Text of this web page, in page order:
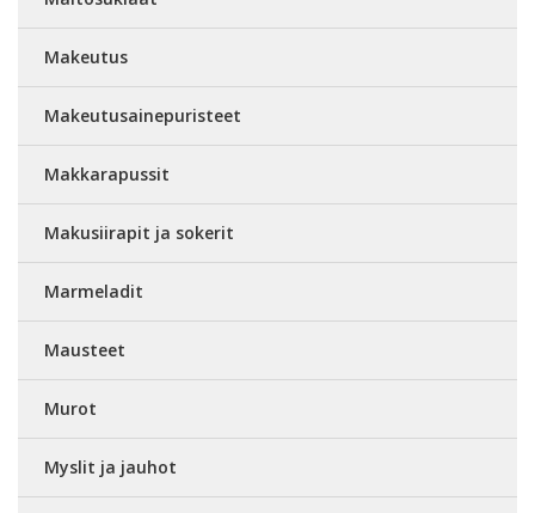
Makeutus
Makeutusainepuristeet
Makkarapussit
Makusiirapit ja sokerit
Marmeladit
Mausteet
Murot
Myslit ja jauhot